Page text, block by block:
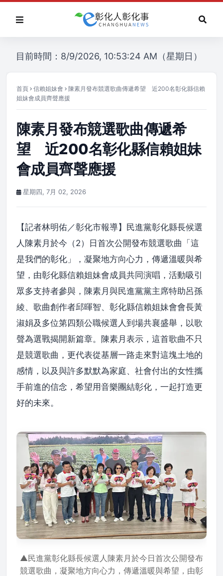
目前時間：8/9/2026, 10:53:24 AM（星期日）
首頁 信賴姐妹會
陳素月發布競選歌曲傳遞希望 近200名彰化縣信賴
姐妹會成員齊聲應援
陳素月發布競選歌曲傳遞希
望 近200名彰化縣信賴姐妹
會成員齊聲應援
星期四, 7月 02, 2026
【記者林明佑／彰化市報導】民進黨彰化縣長候選
人陳素月於今（2）日首次公開發布競選歌曲「這
是我們的彰化」，凝聚地方向心力，傳遞溫暖與希
望，由彰化縣信賴姐妹會成員共同演唱，活動吸引
眾多支持者參與，陳素月與民進黨黨主席特助呂孫
綾、歌曲創作者邱暉智、彰化縣信賴姐妹會會長黃
淑娟及多位第四類公職候選人到場共襄盛舉，以歌
聲為選戰揭開新篇章。陳素月表示，這首歌曲不只
是競選歌曲，更代表從基層一路走來對這塊土地的
感情，以及與許多默默為家庭、社會付出的女性攜
手前進的信念，希望用音樂團結彰化，一起打造更
好的未來。
▲民進黨彰化縣長候選人陳素月於今日首次公開發布
競選歌曲，凝聚地方向心力，傳遞溫暖與希望，由彰